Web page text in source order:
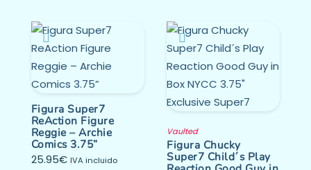
Figura Super7
ReAction Figure
Reggie – Archie
Comics 3.75”
25.95€ IVA incluido
Vaulted
Figura Chucky
Super7 Child´s Play